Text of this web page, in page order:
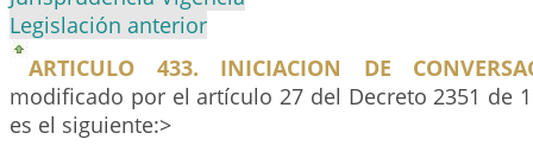
Legislación anterior
ARTICULO 433. INICIACION DE
modificado por el artículo 27 del Decreto 2351 de
es el siguiente:>